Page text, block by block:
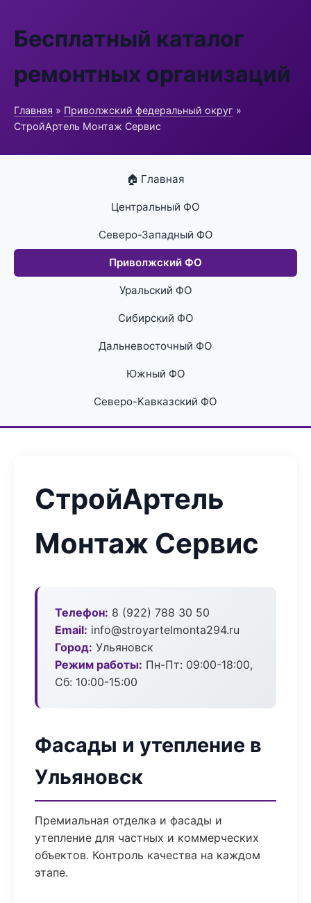
Бесплатный каталог
ремонтных организаций
Главная » Приволжский федеральный округ »
СтройАртель Монтаж Сервис
🏠 Главная
Центральный ФО
Северо-Западный ФО
Приволжский ФО
Уральский ФО
Сибирский ФО
Дальневосточный ФО
Южный ФО
Северо-Кавказский ФО
СтройАртель
Монтаж Сервис
Телефон: 8 (922) 788 30 50
Email: info@stroyartelmonta294.ru
Город: Ульяновск
Режим работы: Пн-Пт: 09:00-18:00,
Сб: 10:00-15:00
Фасады и утепление в
Ульяновск
Премиальная отделка и фасады и
утепление для частных и коммерческих
объектов. Контроль качества на каждом
этапе.